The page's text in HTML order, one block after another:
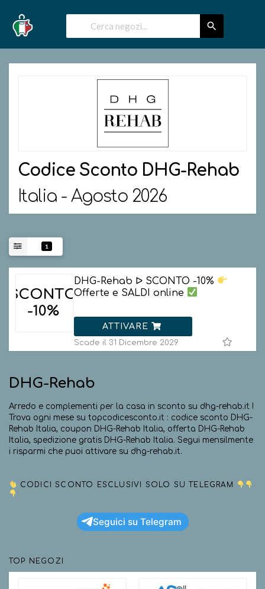
Codice Sconto DHG-Rehab
Italia - Agosto 2026
1
SCONTO
-10%
DHG-Rehab ᐅ SCONTO -10%
Offerte e SALDI online
ATTIVARE
Scade il 31 Dicembre 2029
DHG-Rehab
Arredo e complementi per la casa in sconto su dhg-rehab.it !
Trova ogni mese su topcodicesconto.it : codice sconto DHG-
Rehab Italia, coupon DHG-Rehab Italia, offerta DHG-Rehab
Italia, spedizione gratis DHG-Rehab Italia. Segui mensilmente
i risparmi che puoi attivare su dhg-rehab.it.
CODICI SCONTO ESCLUSIVI SOLO SU TELEGRAM
Seguici su Telegram
TOP NEGOZI